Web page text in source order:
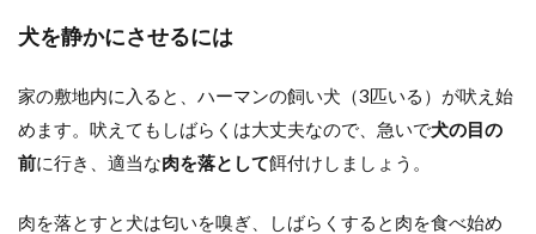
犬を静かにさせるには
家の敷地内に入ると、ハーマンの飼い犬（3匹いる）が吠え始
めます。吠えてもしばらくは大丈夫なので、急いで犬の目の
前に行き、適当な肉を落として餌付けしましょう。
肉を落とすと犬は匂いを嗅ぎ、しばらくすると肉を食べ始め